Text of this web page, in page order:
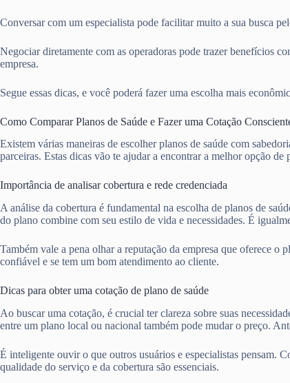
Conversar com um especialista pode facilitar muito a sua busca
Negociar diretamente com as operadoras pode trazer benefícios
empresa.
Segue essas dicas, e você poderá fazer uma escolha mais
Como Comparar Planos de Saúde e Fazer uma Cotação
Existem várias maneiras de escolher planos de saúde com
parceiras. Estas dicas vão te ajudar a encontrar a melhor opção de
Importância de analisar cobertura e rede credenciada
A análise da cobertura é fundamental na escolha de planos de
do plano combine com seu estilo de vida e necessidades. É
Também vale a pena olhar a reputação da empresa que oferece
confiável e se tem um bom atendimento ao cliente.
Dicas para obter uma cotação de plano de saúde
Ao buscar uma cotação, é crucial ter clareza sobre suas
entre um plano local ou nacional também pode mudar o preço.
É inteligente ouvir o que outros usuários e especialistas pensam.
qualidade do serviço e da cobertura são essenciais.